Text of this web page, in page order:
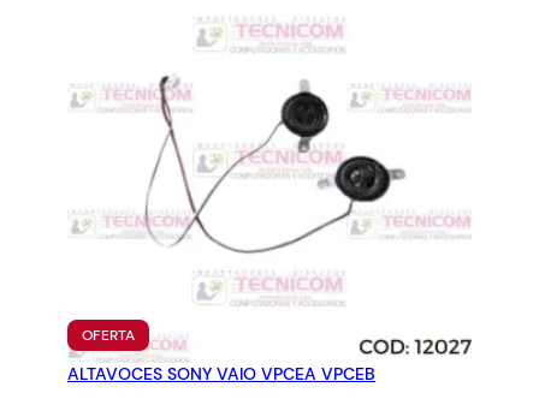
OFERTAPRODUCTO
EN
OFERTA
ALTAVOCES SONY VAIO VPCEA VPCEB